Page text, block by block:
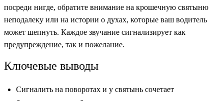
посреди нигде, обратите внимание на крошечную святыню
неподалеку или на истории о духах, которые ваш водитель
может шепнуть. Каждое звучание сигнализирует как
предупреждение, так и пожелание.
Ключевые выводы
Сигналить на поворотах и у святынь сочетает